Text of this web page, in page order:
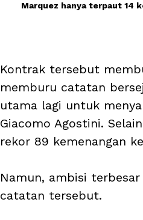
Marquez hanya terpaut 14
Kontrak tersebut
memburu catatan
utama lagi untuk
Giacomo Agostini.
rekor 89 kemenangan
Namun, ambisi
catatan tersebut.